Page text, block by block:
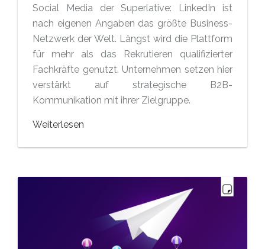
Social Media der Superlative: LinkedIn ist
nach eigenen Angaben das größte Business-
Netzwerk der Welt. Längst wird die Plattform
für mehr als das Rekrutieren qualifizierter
Fachkräfte genutzt. Unternehmen setzen hier
verstärkt auf strategische B2B-
Kommunikation mit ihrer Zielgruppe.
Weiterlesen